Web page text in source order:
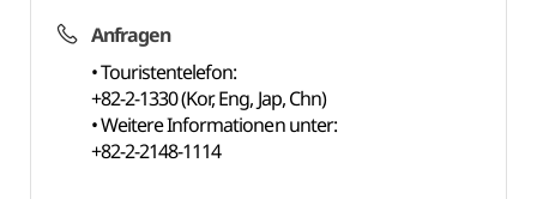
Anfragen
• Touristentelefon:
+82-2-1330 (Kor, Eng, Jap, Chn)
• Weitere Informationen unter:
+82-2-2148-1114